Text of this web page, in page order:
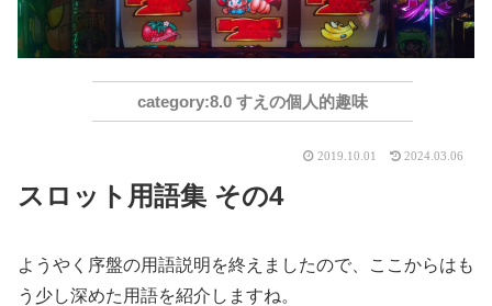
8.0 すえの個人的趣味
2019.10.01 2024.03.06
スロット用語集 その4
ようやく序盤の用語説明を終えましたので、ここからはも
う少し深めた用語を紹介しますね。